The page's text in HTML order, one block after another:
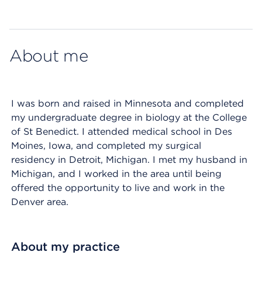
About me
I was born and raised in Minnesota and completed
my undergraduate degree in biology at the College
of St Benedict. I attended medical school in Des
Moines, Iowa, and completed my surgical
residency in Detroit, Michigan. I met my husband in
Michigan, and I worked in the area until being
offered the opportunity to live and work in the
Denver area.
About my practice